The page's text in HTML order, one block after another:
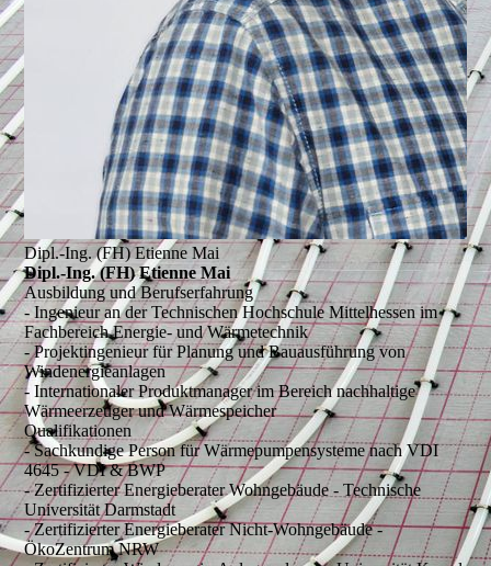
Dipl.-Ing. (FH) Etienne Mai
Dipl.-Ing. (FH) Etienne Mai
Ausbildung und Berufserfahrung
- Ingenieur an der Technischen Hochschule Mittelhessen im
Fachbereich Energie- und Wärmetechnik
- Projektingenieur für Planung und Bauausführung von
Windenergieanlagen
- Internationaler Produktmanager im Bereich nachhaltige
Wärmeerzeuger und Wärmespeicher
Qualifikationen
- Sachkundige Person für Wärmepumpensysteme nach VDI
4645 - VDI & BWP
- Zertifizierter Energieberater Wohngebäude - Technische
Universität Darmstadt
- Zertifizierter Energieberater Nicht-Wohngebäude -
ÖkoZentrum NRW